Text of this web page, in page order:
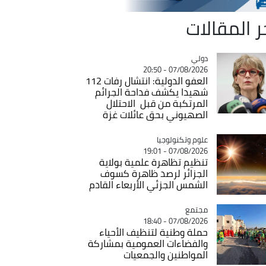
المقالات
Catégorie
دولي
07/08/2026 - 20:50
العفو الدولية: انتشال رفات 112
شهيدا يكشف فداحة الجرائم
المرتكبة من قبل الاحتلال
الصهيوني بحق عائلات غزة
Catégorie
علوم وتكنولوجيا
07/08/2026 - 19:01
تنظيم تظاهرة علمية بولاية
الجزائر لرصد ظاهرة كسوف
الشمس الجزئي الأربعاء القادم
Catégorie
مجتمع
07/08/2026 - 18:40
حملة وطنية لتنظيف الأحياء
والفضاءات العمومية بمشاركة
المواطنين والجمعيات